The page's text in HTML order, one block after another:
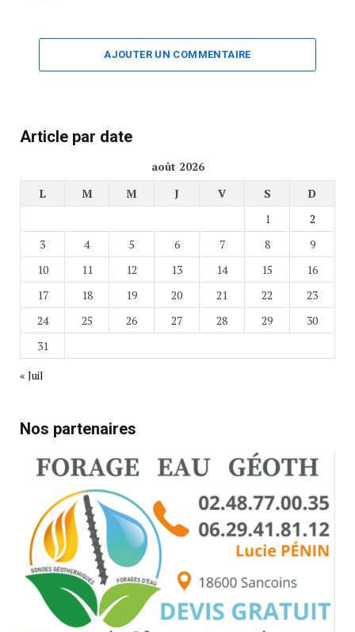
AJOUTER UN COMMENTAIRE
Article par date
août 2026
L
M M J V S
D
1
2
3
4 5 6 7 8
9
10
11 12 13 14 15
16
17
18 19 20 21 22
23
24
25 26 27 28 29
30
31
« Juil
Nos partenaires